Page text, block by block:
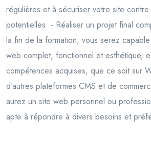
régulières et à sécuriser votre site contre
potentielles. - Réaliser un projet final
la fin de la formation, vous serez
web complet, fonctionnel et esthétique,
compétences acquises, que ce soit sur
d'autres plateformes CMS et de
aurez un site web personnel ou
apte à répondre à divers besoins et